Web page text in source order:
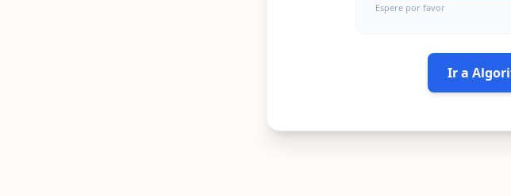
Espere por favor
Ir a